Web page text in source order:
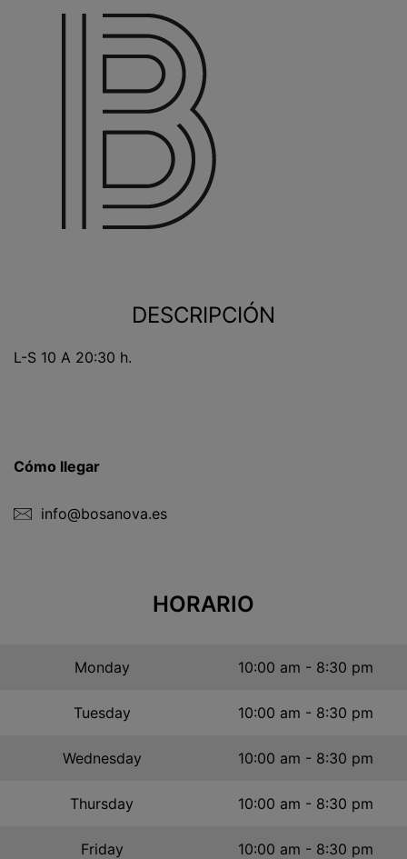
DESCRIPCIÓN
L-S 10 A 20:30 h.
Cómo llegar
info@bosanova.es
HORARIO
Monday 10:00 am - 8:30 pm
Tuesday 10:00 am - 8:30 pm
Wednesday 10:00 am - 8:30 pm
Thursday 10:00 am - 8:30 pm
Friday 10:00 am - 8:30 pm